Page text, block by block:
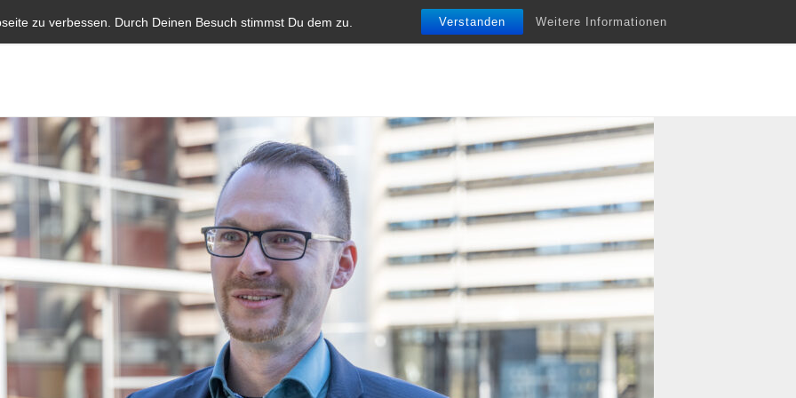
zu verbessen. Durch Deinen Besuch stimmst Du dem zu. Verstanden Weitere Informationen
Start Aktuelles Blauer Brief Parlamentarische Infobriefe Termine Vita Unterstützung